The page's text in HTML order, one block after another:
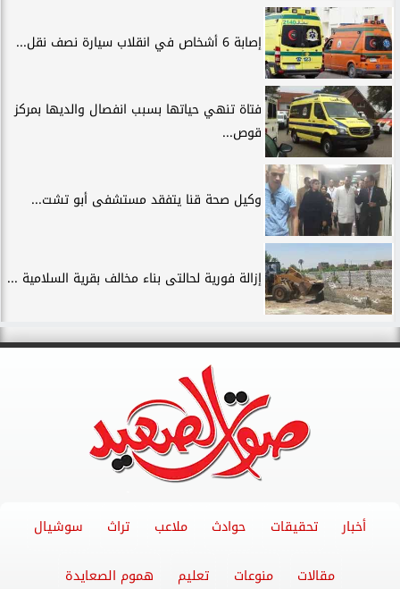
إصابة 6 أشخاص في انقلاب سيارة نصف نقل...
فتاة تنهي حياتها بسبب انفصال والديها بمركز
قوص...
وكيل صحة قنا يتفقد مستشفى أبو تشت...
إزالة فورية لحالتى بناء مخالف بقرية السلامية ...
أخبار تحقيقات حوادث ملاعب تراث سوشيال
مقالات منوعات تعليم هموم الصعايدة